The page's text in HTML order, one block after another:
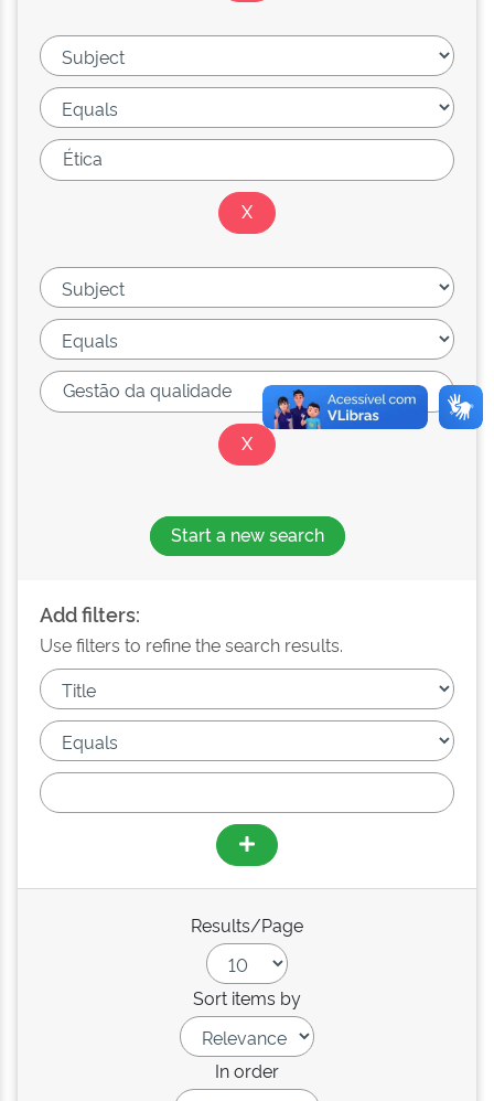
Start a new search
Add filters:
Use filters to refine the search results.
Results/Page
Sort items by
In order